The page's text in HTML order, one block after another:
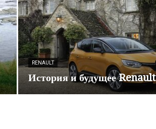
RENAULT
История и будущее Renault